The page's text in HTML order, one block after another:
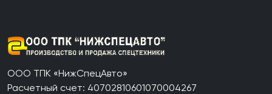
ООО ТПК «НижСпецАвто»
Расчетный счет: 40702810601070004267